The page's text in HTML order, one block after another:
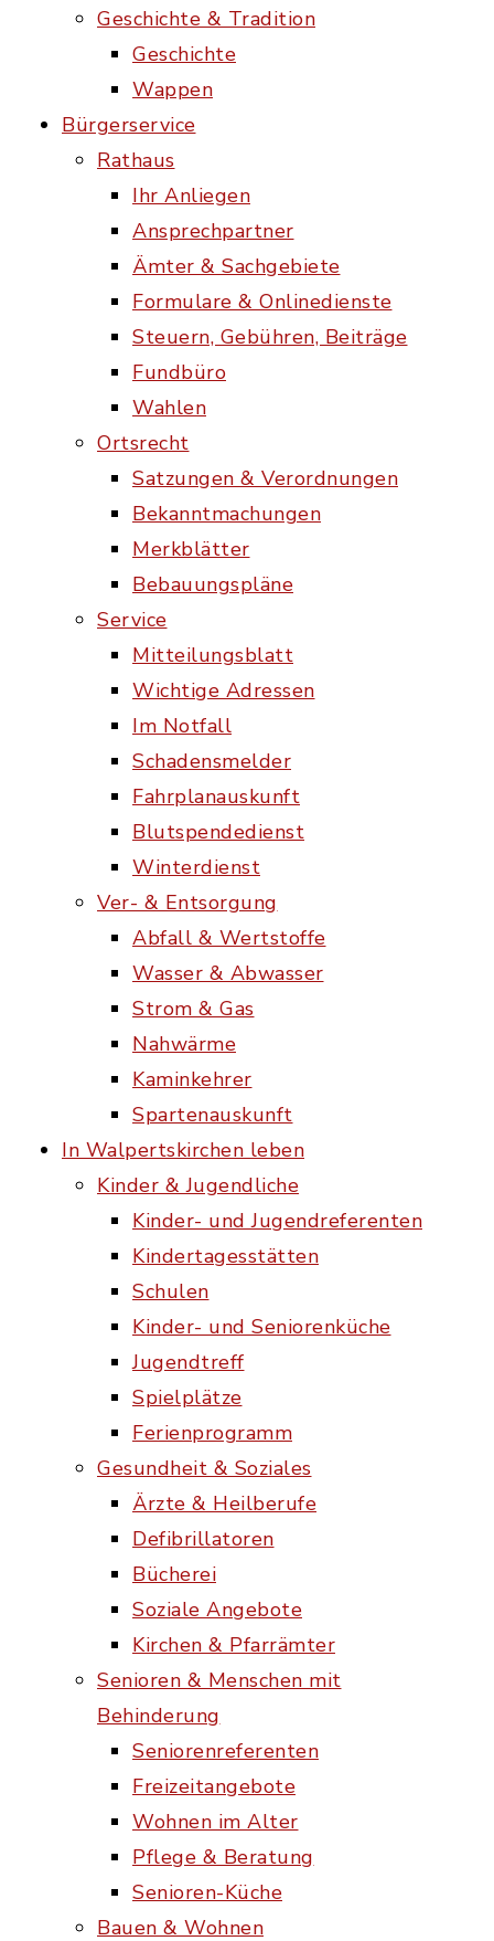
Geschichte & Tradition
Geschichte
Wappen
Bürgerservice
Rathaus
Ihr Anliegen
Ansprechpartner
Ämter & Sachgebiete
Formulare & Onlinedienste
Steuern, Gebühren, Beiträge
Fundbüro
Wahlen
Ortsrecht
Satzungen & Verordnungen
Bekanntmachungen
Merkblätter
Bebauungspläne
Service
Mitteilungsblatt
Wichtige Adressen
Im Notfall
Schadensmelder
Fahrplanauskunft
Blutspendedienst
Winterdienst
Ver- & Entsorgung
Abfall & Wertstoffe
Wasser & Abwasser
Strom & Gas
Nahwärme
Kaminkehrer
Spartenauskunft
In Walpertskirchen leben
Kinder & Jugendliche
Kinder- und Jugendreferenten
Kindertagesstätten
Schulen
Kinder- und Seniorenküche
Jugendtreff
Spielplätze
Ferienprogramm
Gesundheit & Soziales
Ärzte & Heilberufe
Defibrillatoren
Bücherei
Soziale Angebote
Kirchen & Pfarrämter
Senioren & Menschen mit
Behinderung
Seniorenreferenten
Freizeitangebote
Wohnen im Alter
Pflege & Beratung
Senioren-Küche
Bauen & Wohnen